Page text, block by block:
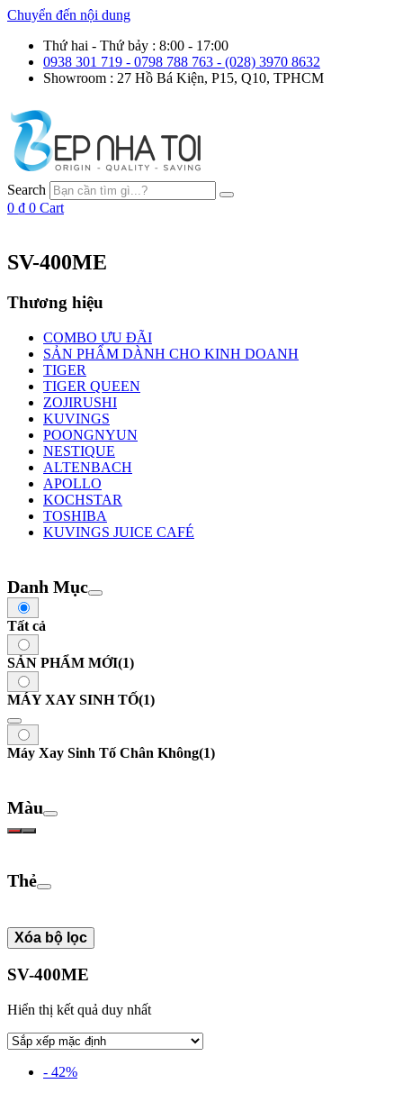
Chuyển đến nội dung
Thứ hai - Thứ bảy : 8:00 - 17:00
0938 301 719 - 0798 788 763 - (028) 3970 8632
Showroom : 27 Hồ Bá Kiện, P15, Q10, TPHCM
Search
0 ₫ 0 Cart
SV-400ME
Thương hiệu
COMBO ƯU ĐÃI
SẢN PHẨM DÀNH CHO KINH DOANH
TIGER
TIGER QUEEN
ZOJIRUSHI
KUVINGS
POONGNYUN
NESTIQUE
ALTENBACH
APOLLO
KOCHSTAR
TOSHIBA
KUVINGS JUICE CAFÉ
Danh Mục
Tất cả
SẢN PHẨM MỚI(1)
MÁY XAY SINH TỐ(1)
Máy Xay Sinh Tố Chân Không(1)
Màu
Thẻ
Xóa bộ lọc
SV-400ME
Hiển thị kết quả duy nhất
- 42%